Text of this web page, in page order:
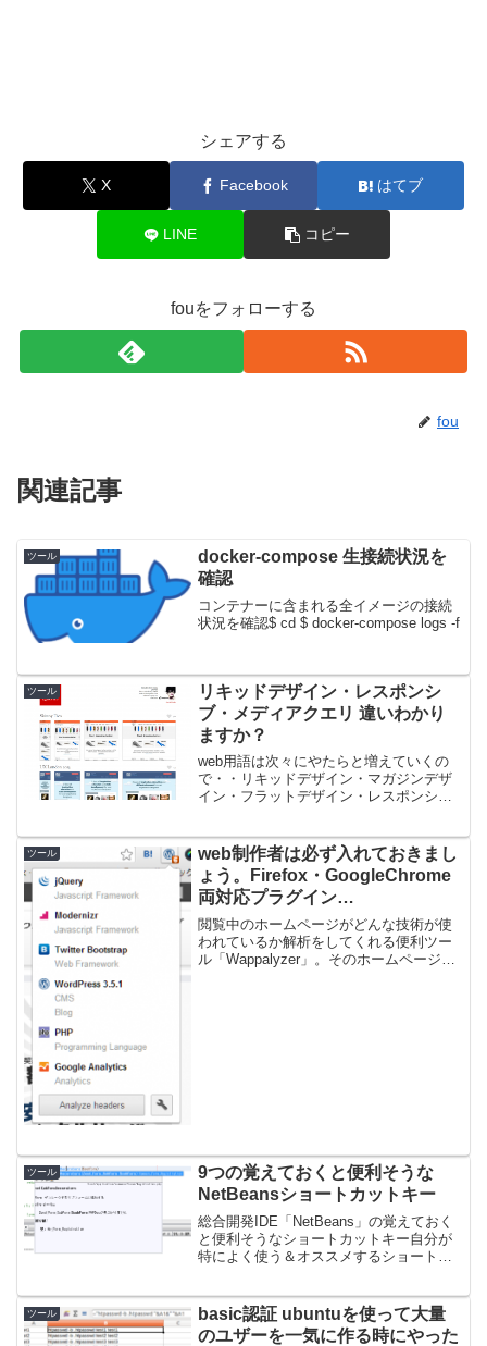
シェアする
X Facebook はてブ
LINE コピー
fouをフォローする
fou
関連記事
ツール
docker-compose 生接続状況を
確認
コンテナーに含まれる全イメージの接続
状況を確認$ cd $ docker-compose logs -f
ツール
リキッドデザイン・レスポンシ
ブ・メディアクエリ 違いわかり
ますか？
web用語は次々にやたらと増えていくの
で・・リキッドデザイン・マガジンデザ
イン・フラットデザイン・レスポンシ
が、実はちょっと勘違いしいたようなの
で、改めて調べてみました。G...
ツール
web制作者は必ず入れておきまし
ょう。Firefox・GoogleChrome
両対応プラグイン
「Wappalyzer」
閲覧中のホームページがどんな技術が使
われているか解析をしてくれる便利ツー
ル「Wappalyzer」。そのホームページで
ツール
9つの覚えておくと便利そうな
NetBeansショートカットキー
総合開発IDE「NetBeans」の覚えておく
と便利そうなショートカットキー自分が
特によく使う＆オススメするショートカ
ーマット成形オプション→エデ...
ツール
basic認証 ubuntuを使って大量
のユザーを一気に作る時にやった